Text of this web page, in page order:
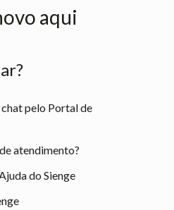
aqui
pelo Portal de
atendimento?
do Sienge